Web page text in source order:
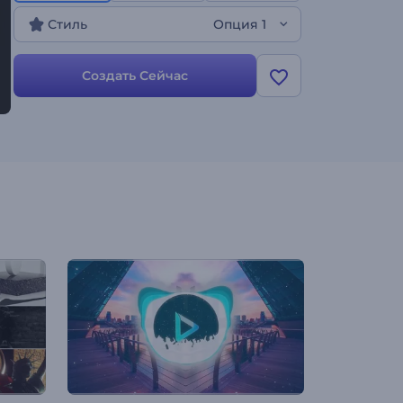
вариантов цвета, и все готово. Шаблон
идеально подходит для музыкальных
видеоклипов, живых выступлений и
продвижения музыки в социальных сетях,
предлагая уникальный способ демонстрации
ваших треков. Начните прямо сейчас!
Стиль Опция 1
Создать Сейчас